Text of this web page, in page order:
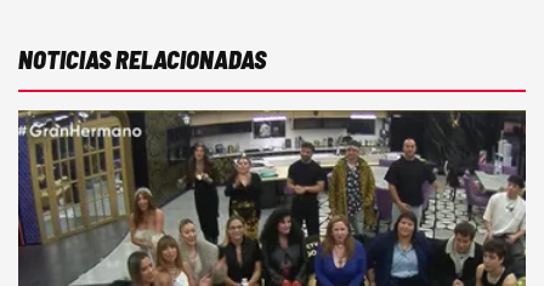
NOTICIAS RELACIONADAS